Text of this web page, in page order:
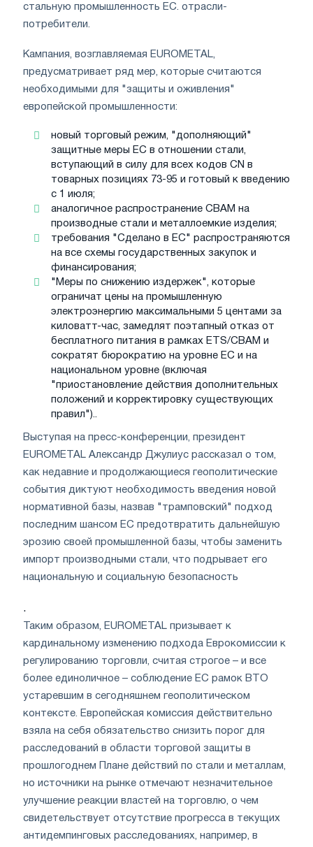
стальную промышленность ЕС. отрасли-
потребители.
Кампания, возглавляемая EUROMETAL,
предусматривает ряд мер, которые считаются
необходимыми для "защиты и оживления"
европейской промышленности:
новый торговый режим, "дополняющий"
защитные меры ЕС в отношении стали,
вступающий в силу для всех кодов CN в
товарных позициях 73-95 и готовый к введению
с 1 июля;
аналогичное распространение CBAM на
производные стали и металлоемкие изделия;
требования "Сделано в ЕС" распространяются
на все схемы государственных закупок и
финансирования;
"Меры по снижению издержек", которые
ограничат цены на промышленную
электроэнергию максимальными 5 центами за
киловатт-час, замедлят поэтапный отказ от
бесплатного питания в рамках ETS/CBAM и
сократят бюрократию на уровне ЕС и на
национальном уровне (включая
"приостановление действия дополнительных
положений и корректировку существующих
правил")..
Выступая на пресс-конференции, президент
EUROMETAL Александр Джулиус рассказал о том,
как недавние и продолжающиеся геополитические
события диктуют необходимость введения новой
нормативной базы, назвав "трамповский" подход
последним шансом ЕС предотвратить дальнейшую
эрозию своей промышленной базы, чтобы заменить
импорт производными стали, что подрывает его
национальную и социальную безопасность
.
Таким образом, EUROMETAL призывает к
кардинальному изменению подхода Еврокомиссии к
регулированию торговли, считая строгое – и все
более единоличное – соблюдение ЕС рамок ВТО
устаревшим в сегодняшнем геополитическом
контексте. Европейская комиссия действительно
взяла на себя обязательство снизить порог для
расследований в области торговой защиты в
прошлогоднем Плане действий по стали и металлам,
но источники на рынке отмечают незначительное
улучшение реакции властей на торговлю, о чем
свидетельствует отсутствие прогресса в текущих
антидемпинговых расследованиях, например, в